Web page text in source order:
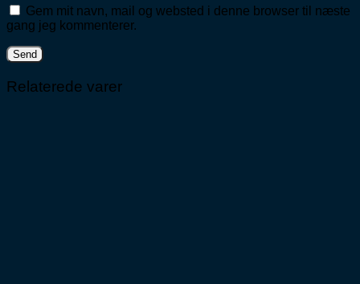
Gem mit navn, mail og websted i denne browser til næste
gang jeg kommenterer.
Relaterede varer